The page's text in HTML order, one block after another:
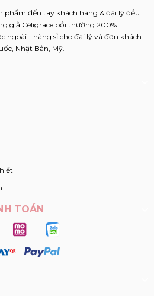
phẩm đến tay khách hàng & đại lý đều
giả Céligrace bồi thường 200%.
ngoài - hàng sỉ cho đại lý và đơn khách
Nhật Bản, Mỹ.
TOÁN